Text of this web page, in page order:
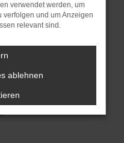
Straße 1 | DE-08223
| Webdesign by audaris.de
verwendet werden, um
verfolgen und um Anzeigen
relevant sind.
ablehnen